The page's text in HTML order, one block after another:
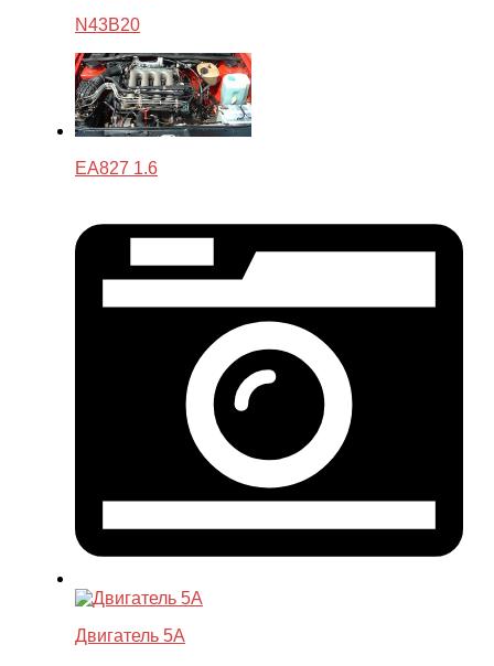
N43B20
EA827 1.6
Двигатель 5A